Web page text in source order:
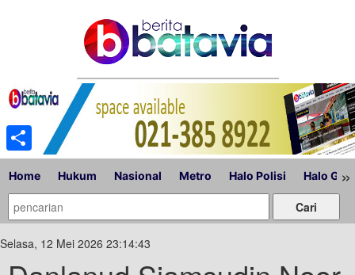
Home Hukum Nasional Metro Halo Polisi Halo »
Selasa, 12 Mei 2026 23:14:43
Share